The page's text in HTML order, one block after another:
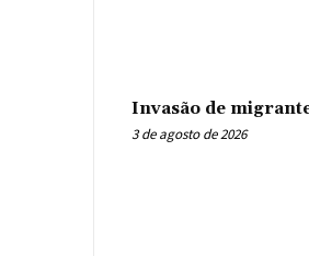
Invasão de
3 de agosto de 2026